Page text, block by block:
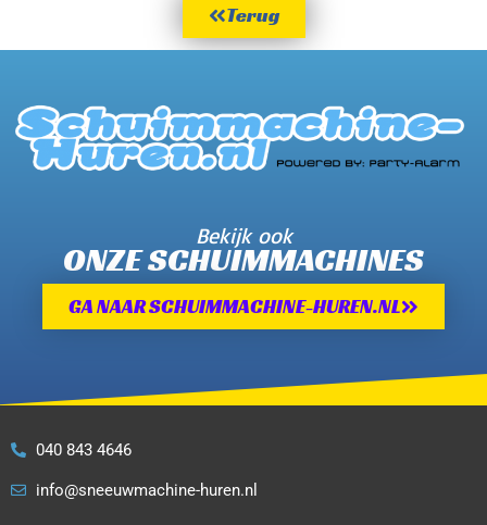
Terug
Bekijk ook
ONZE SCHUIMMACHINES
GA NAAR SCHUIMMACHINE-HUREN.NL
040 843 4646
info@sneeuwmachine-huren.nl